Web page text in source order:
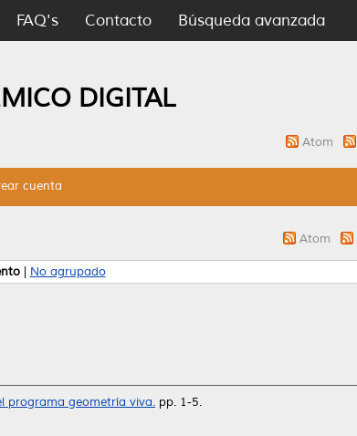
FAQ's Contacto Búsqueda avanzada
DIGITAL
Atom
cuenta
Atom
| No agrupado
programa geometría viva. pp. 1-5.